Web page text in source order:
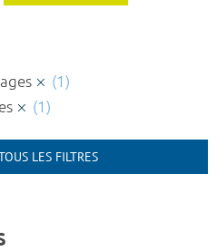
(1)
(1)
LES FILTRES